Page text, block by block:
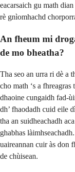
eacarsaich gu math
rè gnìomhachd
An fheum mi
de mo bheatha?
Tha seo an urra ri dè a
cho math ‘s a
dhaoine cungaidh fad-
dh’ fhaodadh cuid eile
tha an suidheachadh
ghabhas
uaireannan cuir às don
de chùisean.